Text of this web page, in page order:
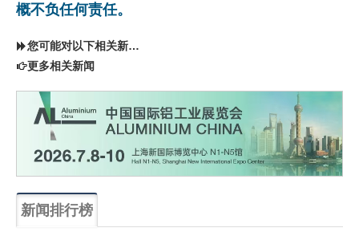
概不负任何责任。
您可能对以下相关新闻同样感兴趣
更多相关新闻
新闻排行榜